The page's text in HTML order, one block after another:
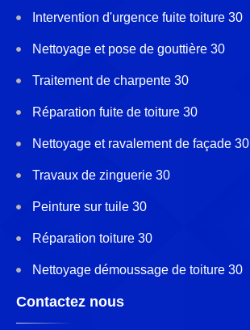
Intervention d'urgence fuite toiture 30
Nettoyage et pose de gouttière 30
Traitement de charpente 30
Réparation fuite de toiture 30
Nettoyage et ravalement de façade 30
Travaux de zinguerie 30
Peinture sur tuile 30
Réparation toiture 30
Nettoyage démoussage de toiture 30
Contactez nous